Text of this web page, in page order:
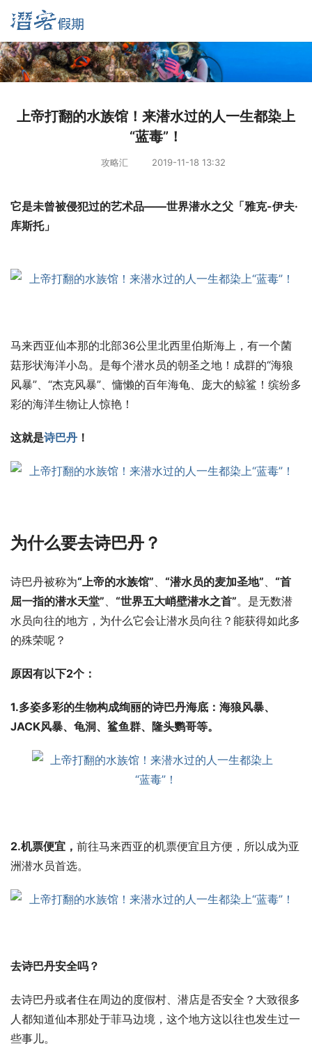
上帝打翻的水族馆！来潜水过的人一生都染上
“蓝毒”！
攻略汇 2019-11-18 13:32
它是未曾被侵犯过的艺术品——世界潜水之父「雅克-伊夫·
库斯托」
马来西亚仙本那的北部36公里北西里伯斯海上，有一个菌
菇形状海洋小岛。是每个潜水员的朝圣之地！成群的“海狼
风暴”、“杰克风暴”、慵懒的百年海龟、庞大的鲸鲨！缤纷多
彩的海洋生物让人惊艳！
这就是诗巴丹 ！
为什么要去诗巴丹？
诗巴丹被称为“上帝的水族馆” “潜水员的麦加圣地”
“首
屈一指的潜水天堂”
“世界五大峭壁潜水之首”。是无数潜
水员向往的地方，为什么它会让潜水员向往？能获得如此多
的殊荣呢？
原因有以下2个：
1.多姿多彩的生物构成绚丽的诗巴丹海底：海狼风暴、
JACK风暴、龟洞、鲨鱼群、隆头鹦哥等。
2.机票便宜， 前往马来西亚的机票便宜且方便，所以成为亚
洲潜水员首选。
去诗巴丹安全吗？
去诗巴丹或者住在周边的度假村、潜店是否安全？大致很多
人都知道仙本那处于菲马边境，这个地方这以往也发生过一
些事儿。